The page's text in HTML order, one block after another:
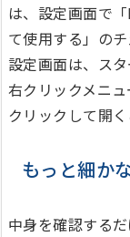
は、設定画面で
て使用する」の
設定画面は、ス
右クリックメニ
クリックして開く
もっと細か
中身を確認する